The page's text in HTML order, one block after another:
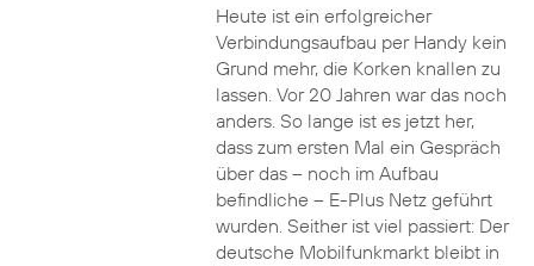
Heute ist ein erfolgreicher
Verbindungsaufbau per Handy kein
Grund mehr, die Korken knallen zu
lassen. Vor 20 Jahren war das noch
anders. So lange ist es jetzt her,
dass zum ersten Mal ein Gespräch
über das – noch im Aufbau
befindliche – E-Plus Netz geführt
wurden. Seither ist viel passiert: Der
deutsche Mobilfunkmarkt bleibt in